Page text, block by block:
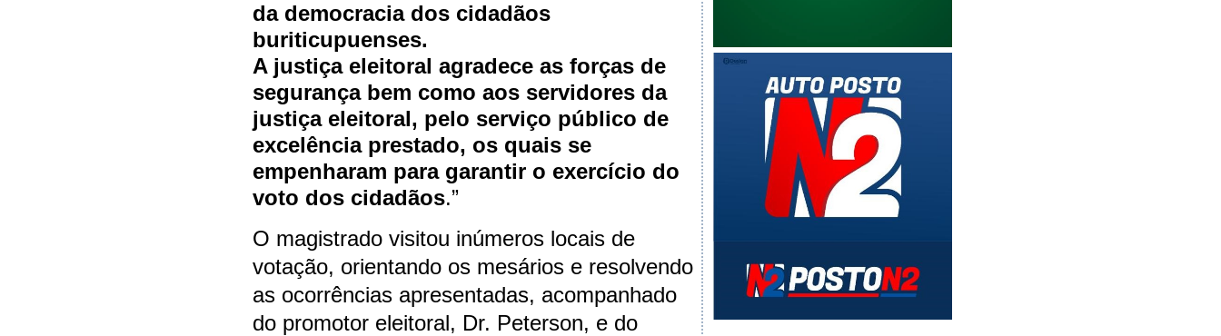
da democracia dos cidadãos
buriticupuenses.
A justiça eleitoral agradece as forças de
segurança bem como aos servidores da
justiça eleitoral, pelo serviço público de
excelência prestado, os quais se
empenharam para garantir o exercício do
voto dos cidadãos.”
O magistrado visitou inúmeros locais de
votação, orientando os mesários e resolvendo
as ocorrências apresentadas, acompanhado
do promotor eleitoral, Dr. Peterson, e do